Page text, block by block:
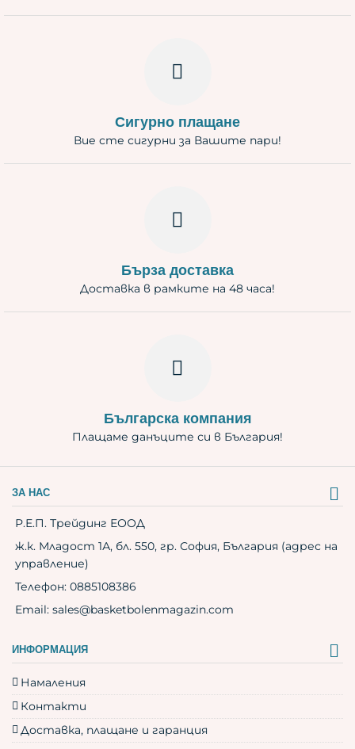
Сигурно плащане
Вие сте сигурни за Вашите пари!
Бърза доставка
Доставка в рамките на 48 часа!
Българска компания
Плащаме данъците си в България!
ЗА НАС
Р.Е.П. Трейдинг ЕООД
ж.к. Младост 1А, бл. 550, гр. София, България (адрес на
управление)
Телефон: 0885108386
Email: sales@basketbolenmagazin.com
ИНФОРМАЦИЯ
Намаления
Контакти
Доставка, плащане и гаранция